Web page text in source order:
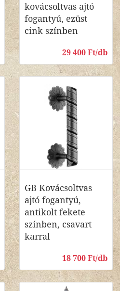
kovácsoltvas ajtó
fogantyú, ezüst
cink színben
29 400 Ft/db
GB Kovácsoltvas
ajtó fogantyú,
antikolt fekete
színben, csavart
karral
18 700 Ft/db